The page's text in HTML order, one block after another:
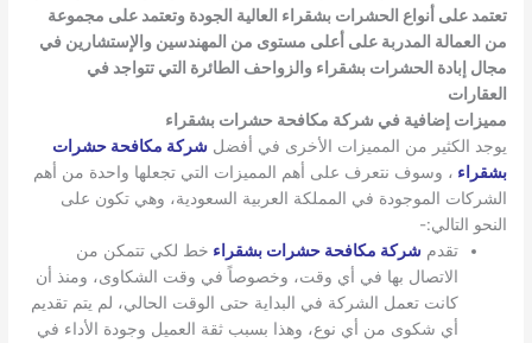
تعتمد على أنواع الحشرات بشقراء العالية الجودة وتعتمد على مجموعة
من العمالة المدربة على أعلى مستوى من المهندسين والإستشارين في
مجال إبادة الحشرات بشقراءوالزواحف الطائرة التي تتواجد في
العقارات
مميزات إضافية في شركة مكافحة حشرات بشقراء
يوجد الكثير من المميزات الأخرى في أفضلشركة مكافحة حشرات
بشقراء ، وسوف نتعرف على أهم المميزات التي تجعلها واحدة من أهم
الشركات الموجودة في المملكة العربية السعودية، وهي تكون على
النحو التالي:-
تقدمشركة مكافحة حشرات بشقراء خط لكي تتمكن من
الاتصال بها في أي وقت، وخصوصاً في وقت الشكاوى، ومنذ أن
كانت تعمل الشركة في البداية حتى الوقت الحالي، لم يتم تقديم
أي شكوى من أي نوع، وهذا بسبب ثقة العميل وجودة الأداء في